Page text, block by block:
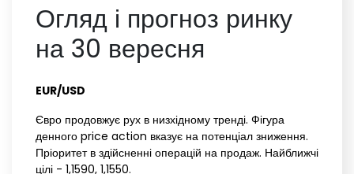
Огляд і прогноз ринку
на 30 вересня
EUR/USD
Євро продовжує рух в низхідному тренді. Фігура
денного price action вказує на потенціал зниження.
Пріоритет в здійсненні операцій на продаж. Найближчі
цілі - 1,1590, 1,1550.